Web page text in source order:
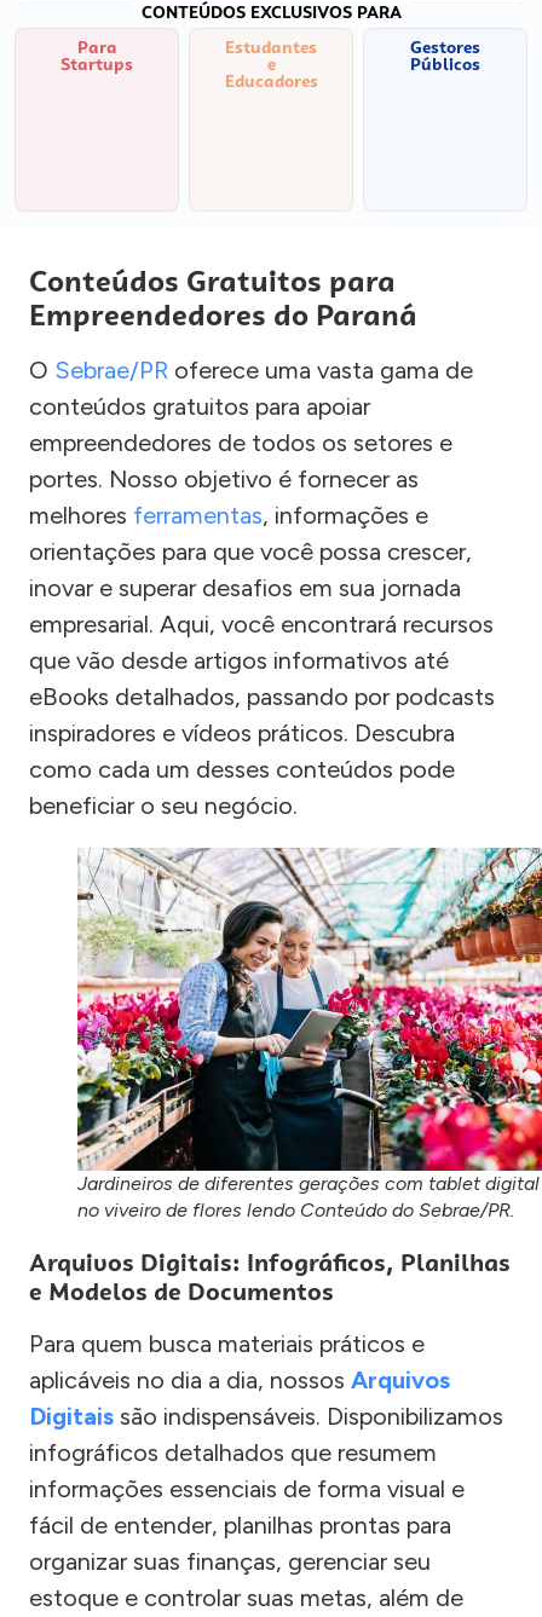
CONTEÚDOS EXCLUSIVOS PARA
Para
Startups
Estudantes
e
Educadores
Gestores
Públicos
Conteúdos Gratuitos para
Empreendedores do Paraná
O Sebrae/PR oferece uma vasta gama de
conteúdos gratuitos para apoiar
empreendedores de todos os setores e
portes. Nosso objetivo é fornecer as
melhores ferramentas, informações e
orientações para que você possa crescer,
inovar e superar desafios em sua jornada
empresarial. Aqui, você encontrará recursos
que vão desde artigos informativos até
eBooks detalhados, passando por podcasts
inspiradores e vídeos práticos. Descubra
como cada um desses conteúdos pode
beneficiar o seu negócio.
Jardineiros de diferentes gerações com tablet digital
no viveiro de flores lendo Conteúdo do Sebrae/PR.
Arquivos Digitais: Infográficos, Planilhas
e Modelos de Documentos
Para quem busca materiais práticos e
aplicáveis no dia a dia, nossos Arquivos
Digitais são indispensáveis. Disponibilizamos
infográficos detalhados que resumem
informações essenciais de forma visual e
fácil de entender, planilhas prontas para
organizar suas finanças, gerenciar seu
estoque e controlar suas metas, além de